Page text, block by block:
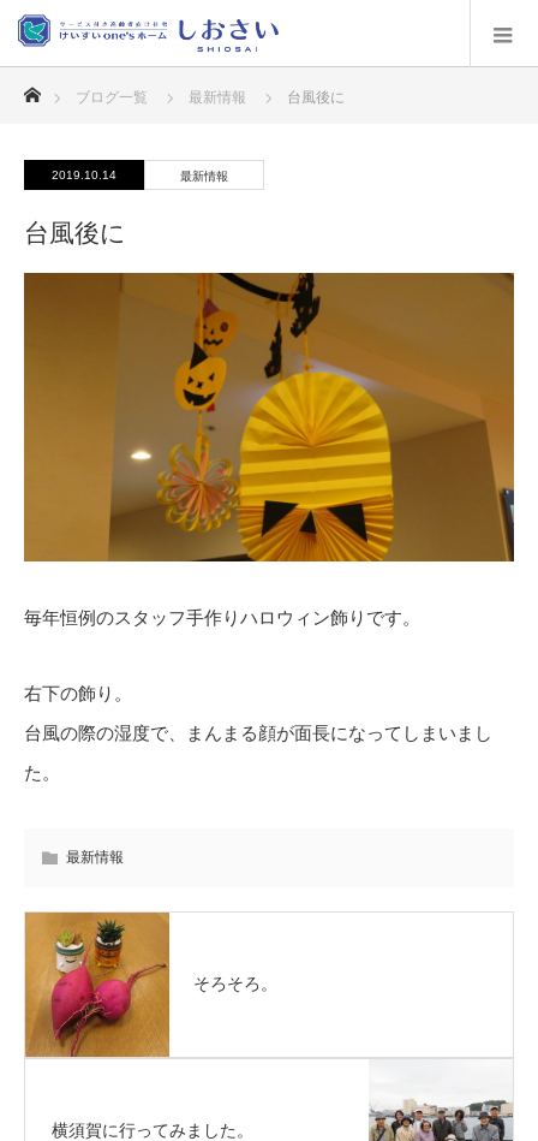
ブログ一覧 最新情報 台風後に
2019.10.14 最新情報
台風後に
毎年恒例のスタッフ手作りハロウィン飾りです。
右下の飾り。
台風の際の湿度で、まんまる顔が面長になってしまいまし
た。
最新情報
そろそろ。
横須賀に行ってみました。